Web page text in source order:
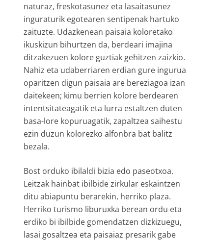
naturaz, freskotasunez eta lasaitasunez
inguraturik egotearen sentipenak hartuko
zaituzte. Udazkenean paisaia koloretako
ikuskizun bihurtzen da, berdeari imajina
ditzakezuen kolore guztiak gehitzen zaizkio.
Nahiz eta udaberriaren erdian gure ingurua
oparitzen digun paisaia are bereziagoa izan
daitekeen; kimu berrien kolore berdearen
intentsitateagatik eta lurra estaltzen duten
basa-lore kopuruagatik, zapaltzea saihestu
ezin duzun kolorezko alfonbra bat balitz
bezala.
Bost orduko ibilaldi bizia edo paseotxoa.
Leitzak hainbat ibilbide zirkular eskaintzen
ditu abiapuntu berarekin, herriko plaza.
Herriko turismo liburuxka berean ordu eta
erdiko bi ibilbide gomendatzen dizkizuegu,
lasai gosaltzea eta paisaiaz presarik gabe